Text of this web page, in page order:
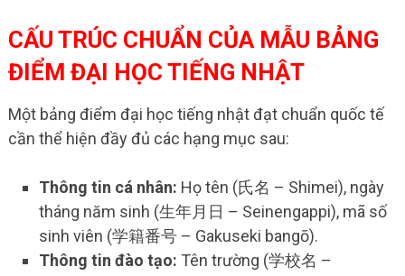
CẤU TRÚC CHUẨN CỦA MẪU BẢNG
ĐIỂM ĐẠI HỌC TIẾNG NHẬT
Một bảng điểm đại học tiếng nhật đạt chuẩn quốc tế
cần thể hiện đầy đủ các hạng mục sau:
Thông tin cá nhân: Họ tên (氏名 – Shimei), ngày
tháng năm sinh (生年月日 – Seinengappi), mã số
sinh viên (学籍番号 – Gakuseki bangō).
Thông tin đào tạo: Tên trường (学校名 –